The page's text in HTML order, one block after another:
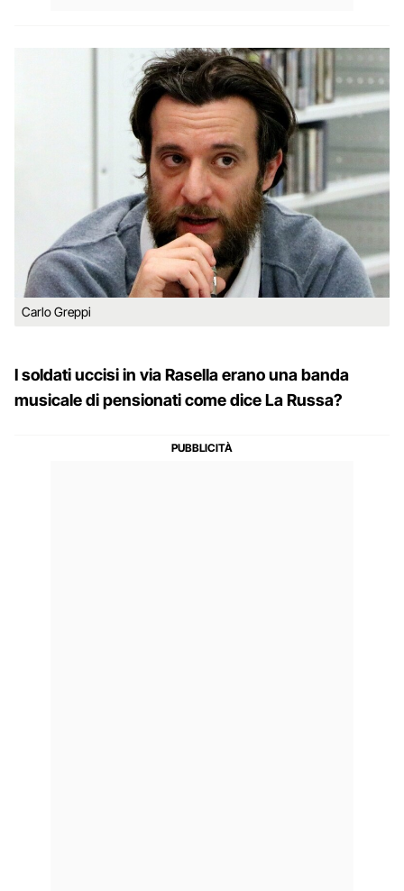
Carlo Greppi
I soldati uccisi in via Rasella erano una banda
musicale di pensionati come dice La Russa?